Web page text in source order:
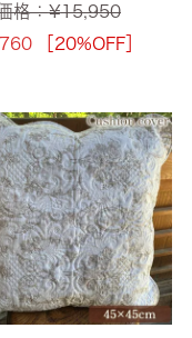
格：¥15,950
［20%OFF］